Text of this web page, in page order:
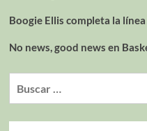
Boogie Ellis completa la
No news, good news en